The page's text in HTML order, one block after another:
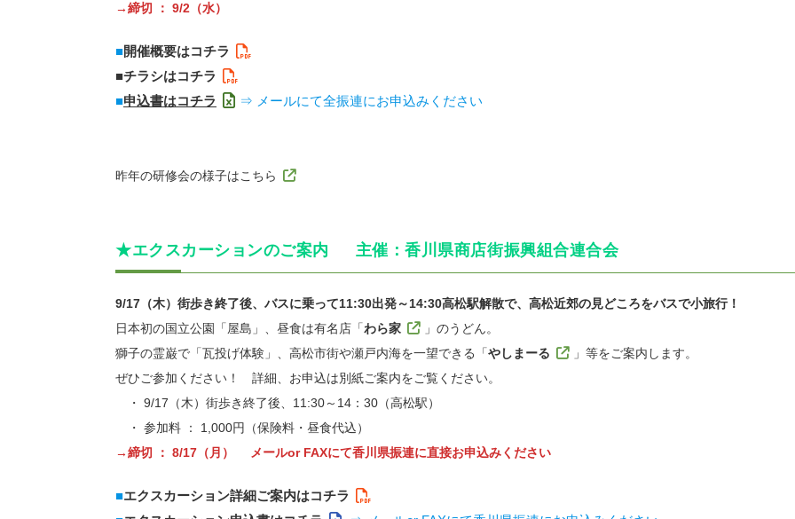
→締切 ： 9/2（水）
■開催概要はコチラ
■チラシはコチラ
■申込書はコチラ ⇒ メールにて全振連にお申込みください
昨年の研修会の様子はこちら
★エクスカーションのご案内 主催：香川県商店街振興組合連合会
9/17（木）街歩き終了後、バスに乗って11:30出発～14:30高松駅解散で、高松近郊の見どころをバスで小旅行！
日本初の国立公園「屋島」、昼食は有名店「わら家
」のうどん。
獅子の霊巌で「瓦投げ体験」、高松市街や瀬戸内海を一望できる「やしまーる
」等をご案内します。
ぜひご参加ください！ 詳細、お申込は別紙ご案内をご覧ください。
・ 9/17（木）街歩き終了後、11:30～14：30（高松駅）
・ 参加料 ： 1,000円（保険料・昼食代込）
→締切 ： 8/17（月） メールor FAXにて香川県振連に直接お申込みください
■エクスカーション詳細ご案内はコチラ